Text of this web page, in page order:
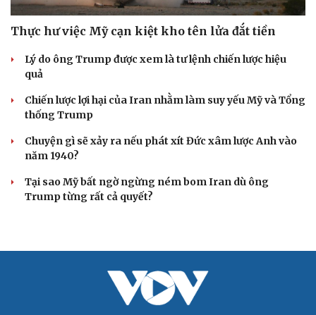
Thực hư việc Mỹ cạn kiệt kho tên lửa đắt tiền
Lý do ông Trump được xem là tư lệnh chiến lược hiệu
quả
Chiến lược lợi hại của Iran nhằm làm suy yếu Mỹ và Tổng
thống Trump
Chuyện gì sẽ xảy ra nếu phát xít Đức xâm lược Anh vào
năm 1940?
Tại sao Mỹ bất ngờ ngừng ném bom Iran dù ông
Trump từng rất cả quyết?